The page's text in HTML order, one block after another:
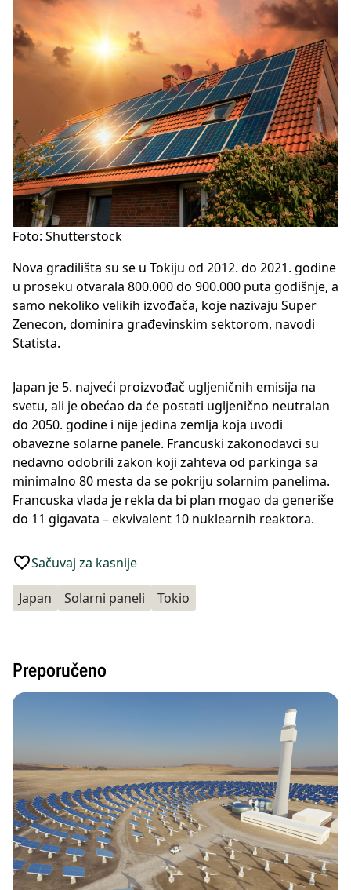
Foto: Shutterstock
Nova gradilišta su se u Tokiju od 2012. do 2021. godine
u proseku otvarala 800.000 do 900.000 puta godišnje, a
samo nekoliko velikih izvođača, koje nazivaju Super
Zenecon, dominira građevinskim sektorom, navodi
Statista.
Japan je 5. najveći proizvođač ugljeničnih emisija na
svetu, ali je obećao da će postati ugljenično neutralan
do 2050. godine i nije jedina zemlja koja uvodi
obavezne solarne panele. Francuski zakonodavci su
nedavno odobrili zakon koji zahteva od parkinga sa
minimalno 80 mesta da se pokriju solarnim panelima.
Francuska vlada je rekla da bi plan mogao da generiše
do 11 gigavata – ekvivalent 10 nuklearnih reaktora.
Sačuvaj za kasnije
Japan Solarni paneli Tokio
Preporučeno